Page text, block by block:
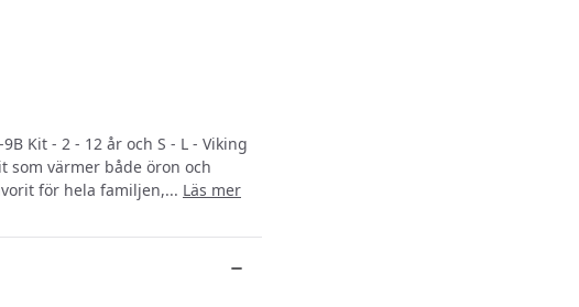
Kit - 2 - 12 år och S - L - Viking
som värmer både öron och
för hela familjen,... Läs mer